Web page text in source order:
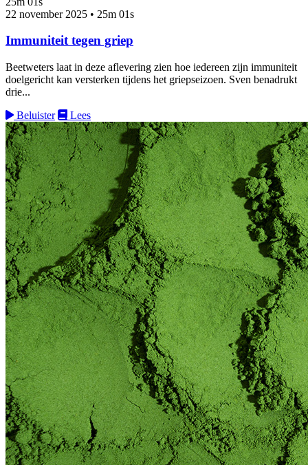
22 november 2025 • 25m 01s
Immuniteit tegen griep
Beetweters laat in deze aflevering zien hoe iedereen zijn immuniteit
doelgericht kan versterken tijdens het griepseizoen. Sven benadrukt
drie...
Beluister
Lees